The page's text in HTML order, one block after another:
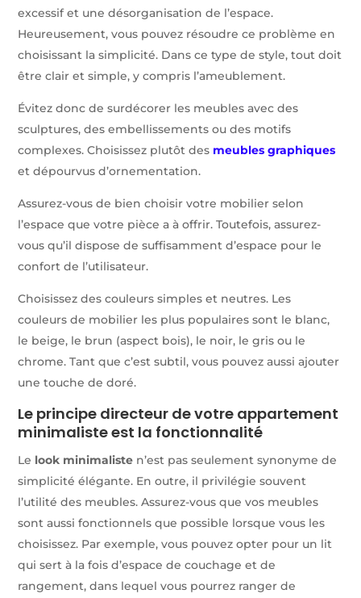
excessif et une désorganisation de l’espace.
Heureusement, vous pouvez résoudre ce problème en
choisissant la simplicité. Dans ce type de style, tout doit
être clair et simple, y compris l’ameublement.
Évitez donc de surdécorer les meubles avec des
sculptures, des embellissements ou des motifs
complexes. Choisissez plutôt des meubles graphiques
et dépourvus d’ornementation.
Assurez-vous de bien choisir votre mobilier selon
l’espace que votre pièce a à offrir. Toutefois, assurez-
vous qu’il dispose de suffisamment d’espace pour le
confort de l’utilisateur.
Choisissez des couleurs simples et neutres. Les
couleurs de mobilier les plus populaires sont le blanc,
le beige, le brun (aspect bois), le noir, le gris ou le
chrome. Tant que c’est subtil, vous pouvez aussi ajouter
une touche de doré.
Le principe directeur de votre appartement
minimaliste est la fonctionnalité
Le look minimaliste n’est pas seulement synonyme de
simplicité élégante. En outre, il privilégie souvent
l’utilité des meubles. Assurez-vous que vos meubles
sont aussi fonctionnels que possible lorsque vous les
choisissez. Par exemple, vous pouvez opter pour un lit
qui sert à la fois d’espace de couchage et de
rangement, dans lequel vous pourrez ranger de